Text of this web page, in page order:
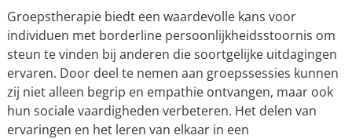
Groepstherapie biedt een waardevolle kans voor
individuen met borderline persoonlijkheidsstoornis om
steun te vinden bij anderen die soortgelijke uitdagingen
ervaren. Door deel te nemen aan groepssessies kunnen
zij niet alleen begrip en empathie ontvangen, maar ook
hun sociale vaardigheden verbeteren. Het delen van
ervaringen en het leren van elkaar in een